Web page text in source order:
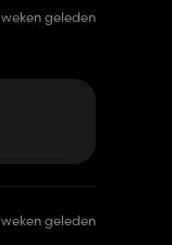
geleden
geleden